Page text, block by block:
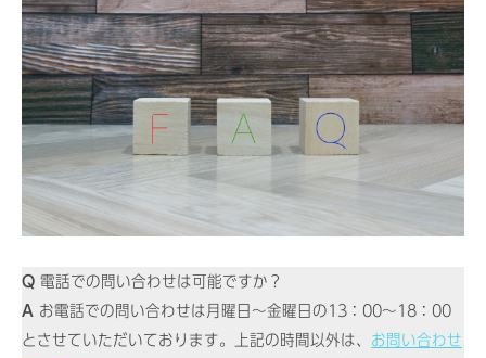
Q 電話での問い合わせは可能ですか？
A お電話での問い合わせは月曜日〜金曜日の13：00〜18：00
とさせていただいております。上記の時間以外は、 お問い合わせ